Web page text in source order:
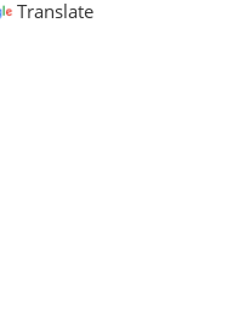
Translate